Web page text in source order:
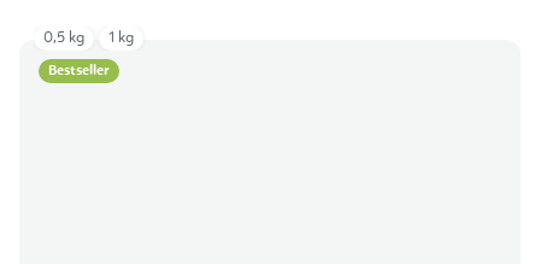
Bestseller
0,5 kg 1 kg